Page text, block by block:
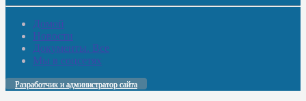
Домой
Новости
Документы. Все
Мы в соцсетях
Разработчик и администратор сайта